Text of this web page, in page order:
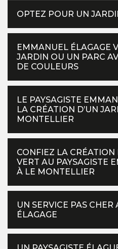
OPTEZ POUR UN
EMMANUEL ÉLAGAGE
JARDIN OU UN PARC
DE COULEURS
LE PAYSAGISTE
LA CRÉATION D’UN
MONTELLIER
CONFIEZ LA CRÉATION
VERT AU PAYSAGISTE
À LE MONTELLIER
UN SERVICE PAS
ÉLAGAGE